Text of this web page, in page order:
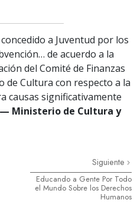
a Juventud por los
de acuerdo a la
del Comité de Finanzas
Cultura con respecto a la
causas significativamente
— Ministerio de Cultura y
Siguiente
Educando a Gente Por Todo
el Mundo Sobre los Derechos
Humanos